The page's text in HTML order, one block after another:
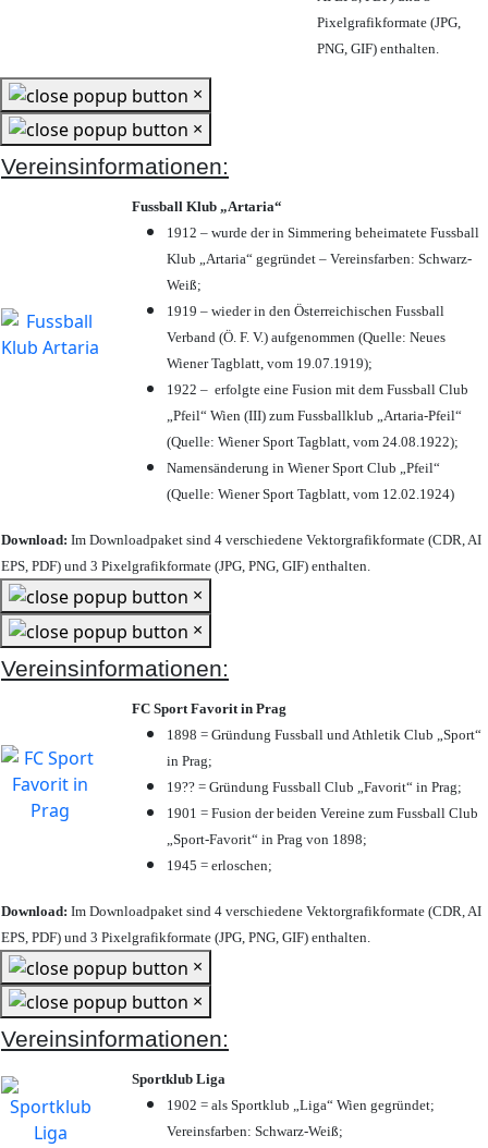
Pixelgrafikformate (JPG,
PNG, GIF) enthalten.
×
×
Vereinsinformationen:
Fussball Klub „Artaria“
1912 – wurde der in Simmering beheimatete Fussball
Klub „Artaria“ gegründet – Vereinsfarben: Schwarz-
Weiß;
1919 – wieder in den Österreichischen Fussball
Verband (Ö. F. V.) aufgenommen (Quelle: Neues
Wiener Tagblatt, vom 19.07.1919);
1922 – erfolgte eine Fusion mit dem Fussball Club
„Pfeil“ Wien (III) zum Fussballklub „Artaria-Pfeil“
(Quelle: Wiener Sport Tagblatt, vom 24.08.1922);
Namensänderung in Wiener Sport Club „Pfeil“
(Quelle: Wiener Sport Tagblatt, vom 12.02.1924)
Download: Im Downloadpaket sind 4 verschiedene Vektorgrafikformate (CDR, AI
EPS, PDF) und 3 Pixelgrafikformate (JPG, PNG, GIF) enthalten.
×
×
Vereinsinformationen:
FC Sport Favorit in Prag
1898 = Gründung Fussball und Athletik Club „Sport“
in Prag;
19?? = Gründung Fussball Club „Favorit“ in Prag;
1901 = Fusion der beiden Vereine zum Fussball Club
„Sport-Favorit“ in Prag von 1898;
1945 = erloschen;
Download: Im Downloadpaket sind 4 verschiedene Vektorgrafikformate (CDR, AI
EPS, PDF) und 3 Pixelgrafikformate (JPG, PNG, GIF) enthalten.
×
×
Vereinsinformationen:
Sportklub Liga
1902 = als Sportklub „Liga“ Wien gegründet;
Vereinsfarben: Schwarz-Weiß;